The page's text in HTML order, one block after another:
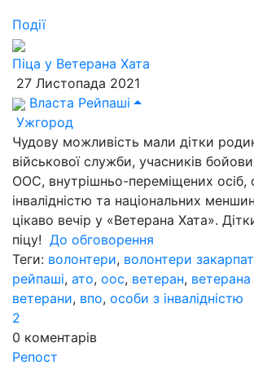
Події
Піца у Ветерана Хата
27 Листопада 2021
Власта Рейпаші
Ужгород
Чудову можливість мали дітки
військової служби, учасників
ООС, внутрішньо-переміщених осіб,
інвалідністю та національних
цікаво вечір у «Ветерана Хата».
піцу! До обговорення
Теги: волонтери, волонтери
рейпаші, ато, оос, ветеран, ветерана
ветерани, впо, особи з інвалідністю
2
0 коментарів
Репост